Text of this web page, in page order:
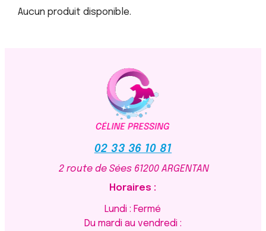
Aucun produit disponible.
02 33 36 10 81
2 route de Sées 61200 ARGENTAN
Horaires :
Lundi : Fermé
Du mardi au vendredi :